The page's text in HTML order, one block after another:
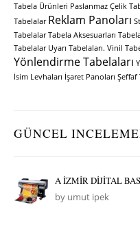
Tabela Ürünleri Paslanmaz Çelik
Tabelalar Reklam Panoları
Tabelalar Tabela Aksesuarları
Tabelalar Uyarı Tabelaları. Vinil
Yönlendirme Tabelaları
İsim Levhaları İşaret Panoları Şeffaf
GÜNCEL
A İZMİR DİJİTAL
by umut ipek